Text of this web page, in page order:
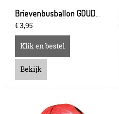
Brievenbusballon GOUDVIS
€3,95
Klik en bestel
Bekijk